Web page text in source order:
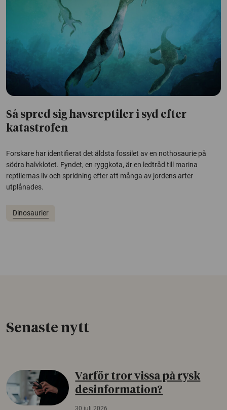
Så spred sig havsreptiler i syd efter
katastrofen
Forskare har identifierat det äldsta fossilet av en nothosaurie på
södra halvklotet. Fyndet, en ryggkota, är en ledtråd till marina
reptilernas liv och spridning efter att många av jordens arter
utplånades.
Dinosaurier
Senaste nytt
Varför tror vissa på rysk
desinformation?